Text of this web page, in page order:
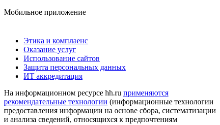
Мобильное приложение
Этика и комплаенс
Оказание услуг
Использование сайтов
Защита персональных данных
ИТ аккредитация
На информационном ресурсе hh.ru применяются
рекомендательные технологии (информационные технологии
предоставления информации на основе сбора, систематизации
и анализа сведений, относящихся к предпочтениям